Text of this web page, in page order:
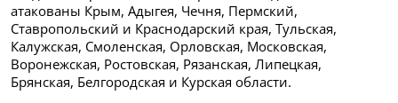
атакованы Крым, Адыгея, Чечня, Пермский,
Ставропольский и Краснодарский края, Тульская,
Калужская, Смоленская, Орловская, Московская,
Воронежская, Ростовская, Рязанская, Липецкая,
Брянская, Белгородская и Курская области.